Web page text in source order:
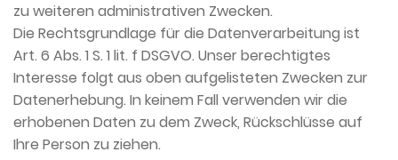
zu weiteren administrativen Zwecken.
Die Rechtsgrundlage für die Datenverarbeitung ist
Art. 6 Abs. 1 S. 1 lit. f DSGVO. Unser berechtigtes
Interesse folgt aus oben aufgelisteten Zwecken zur
Datenerhebung. In keinem Fall verwenden wir die
erhobenen Daten zu dem Zweck, Rückschlüsse auf
Ihre Person zu ziehen.